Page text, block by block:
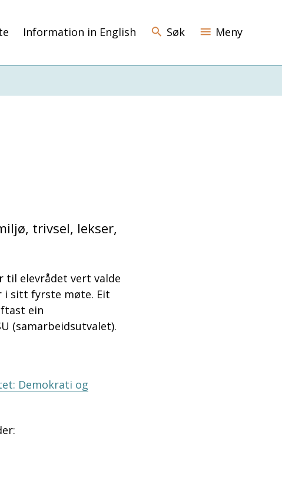
Information in English Søk Meny
trivsel, lekser,
til elevrådet vert valde
i sitt fyrste møte. Eit
ein
(samarbeidsutvalet).
Demokrati og